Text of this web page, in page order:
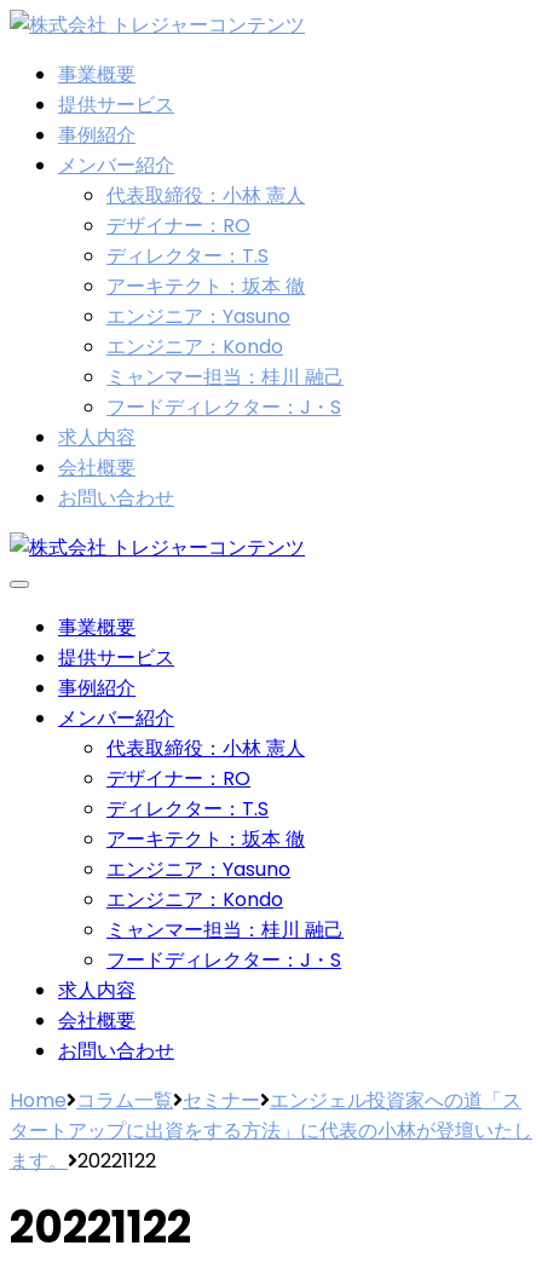
事業概要
提供サービス
事例紹介
メンバー紹介
代表取締役：小林 憲人
デザイナー：RO
ディレクター：T.S
アーキテクト：坂本 徹
エンジニア：Yasuno
エンジニア：Kondo
ミャンマー担当：桂川 融己
フードディレクター：J・S
求人内容
会社概要
お問い合わせ
事業概要
提供サービス
事例紹介
メンバー紹介
代表取締役：小林 憲人
デザイナー：RO
ディレクター：T.S
アーキテクト：坂本 徹
エンジニア：Yasuno
エンジニア：Kondo
ミャンマー担当：桂川 融己
フードディレクター：J・S
求人内容
会社概要
お問い合わせ
Home コラム一覧 セミナー エンジェル投資家への道「ス
タートアップに出資をする方法」に代表の小林が登壇いたし
ます。
20221122
20221122